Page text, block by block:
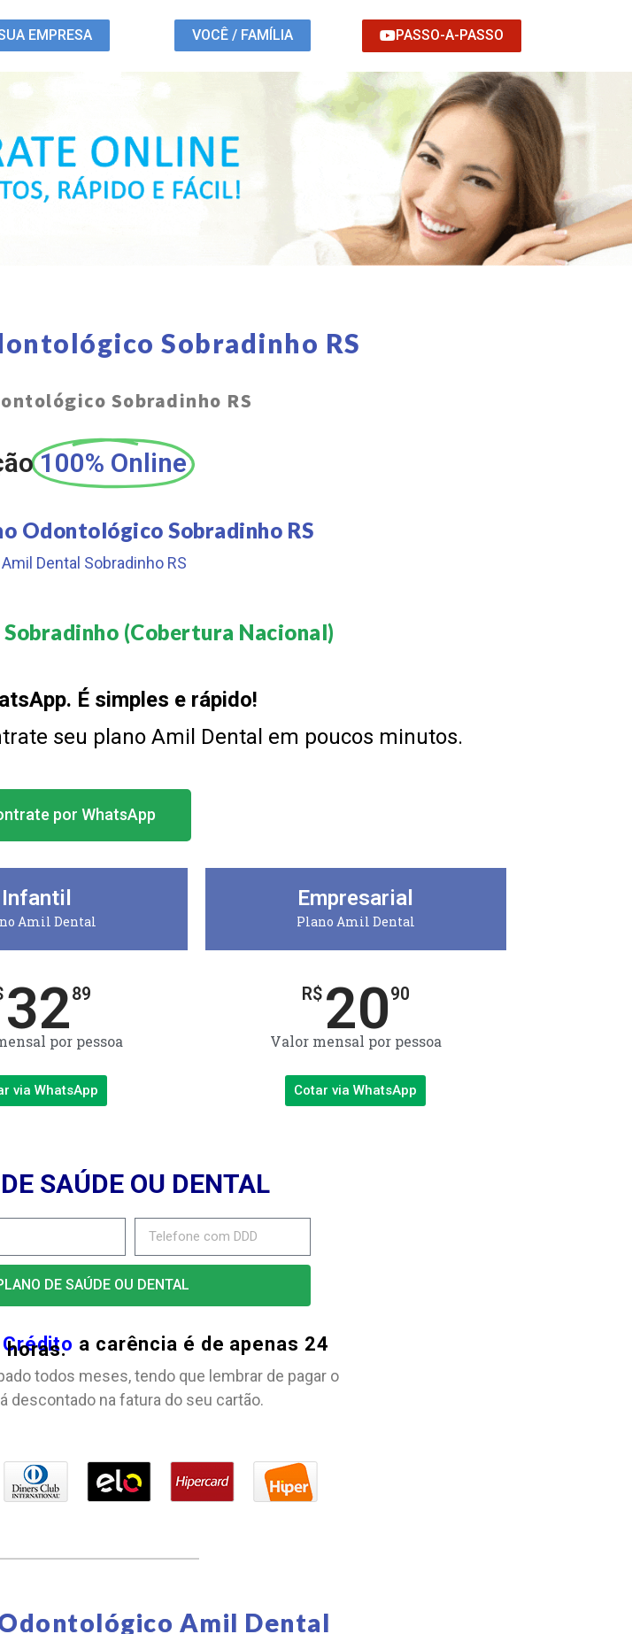
EMPRESA VOCÊ / FAMÍLIA PASSO-A-PASSO
Sobradinho RS
Sobradinho RS
100% Online
Odontológico Sobradinho RS
Dental Sobradinho RS
(Cobertura Nacional)​
É simples e rápido!
seu plano Amil Dental em poucos minutos.
por WhatsApp
Infantil
Amil Dental
3289
por pessoa
via WhatsApp
Empresarial
Plano Amil Dental
R$ 2090
Valor mensal por pessoa
Cotar via WhatsApp
SAÚDE OU DENTAL
DE SAÚDE OU DENTAL
a carência é de apenas 24
horas.
todos meses, tendo que lembrar de pagar o
descontado na fatura do seu cartão.
Amil Dental